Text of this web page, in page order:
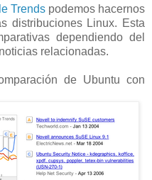
Trendspodemos hacernos
distribuciones Linux. Esta
dependiendo del
relacionadas.
de Ubuntu con